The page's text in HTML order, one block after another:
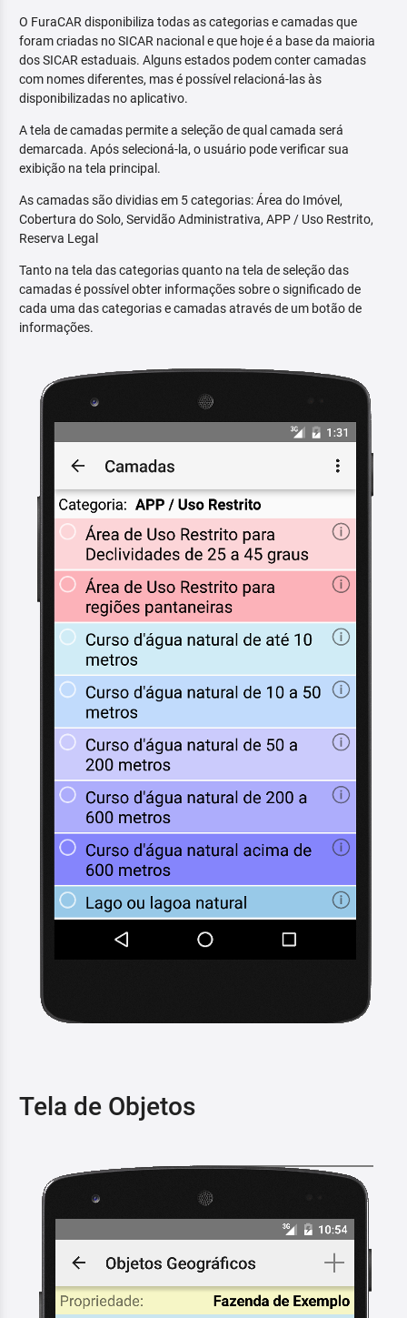
O FuraCAR disponibiliza todas as categorias e camadas que
foram criadas no SICAR nacional e que hoje é a base da maioria
dos SICAR estaduais. Alguns estados podem conter camadas
com nomes diferentes, mas é possível relacioná-las às
disponibilizadas no aplicativo.
A tela de camadas permite a seleção de qual camada será
demarcada. Após selecioná-la, o usuário pode verificar sua
exibição na tela principal.
As camadas são dividias em 5 categorias: Área do Imóvel,
Cobertura do Solo, Servidão Administrativa, APP / Uso Restrito,
Reserva Legal
Tanto na tela das categorias quanto na tela de seleção das
camadas é possível obter informações sobre o significado de
cada uma das categorias e camadas através de um botão de
informações.
Tela de Objetos